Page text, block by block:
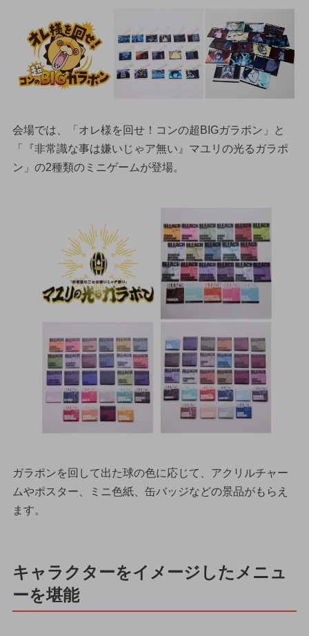
会場では、「オレ様を回せ！コンの超BIGガラポン」と
「『非常識な事は嫌いじゃア無い』マユリの光るガラポ
ン」の2種類のミニゲームが登場。
ガラポンを回して出た球の色に応じて、アクリルチャー
ムやポスター、ミニ色紙、缶バッジなどの景品がもらえ
ます。
キャラクターをイメージしたメニュ
ーを堪能